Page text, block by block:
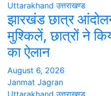
Uttarakhand उत्तराखण्ड
झारखंड छात्र
मुश्किलें, छात्रों ने
का ऐलान
August 6, 2026
Janmat Jagran